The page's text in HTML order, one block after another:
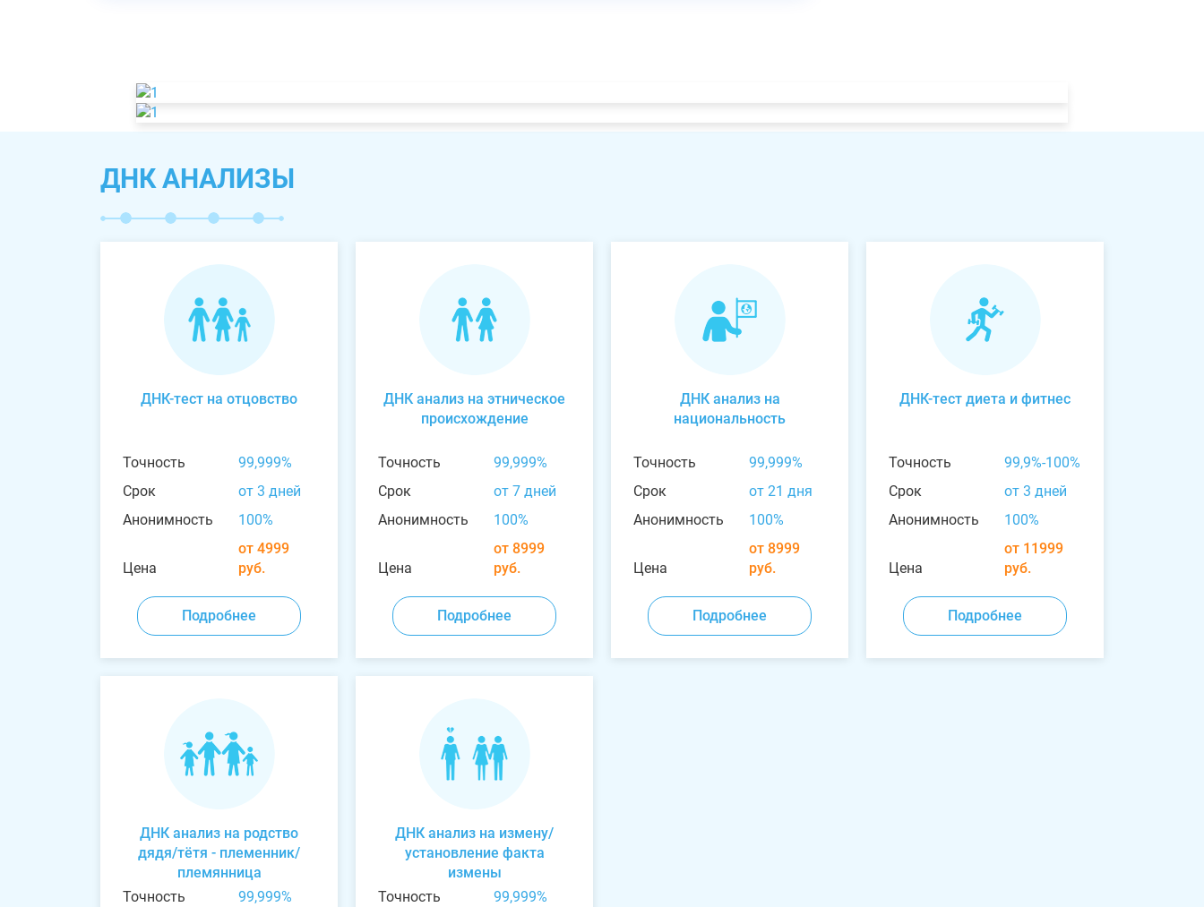
ДНК АНАЛИЗЫ
ДНК-тест на отцовство
Точность
99,999%
Срок
от 3 дней
Анонимность
100%
Цена
от 4999
руб.
Подробнее
ДНК анализ на этническое
происхождение
Точность
99,999%
Срок
от 7 дней
Анонимность
100%
Цена
от 8999
руб.
Подробнее
ДНК анализ на
национальность
Точность
99,999%
Срок
от 21 дня
Анонимность
100%
Цена
от 8999
руб.
Подробнее
ДНК-тест диета и фитнес
Точность
99,9%-100%
Срок
от 3 дней
Анонимность
100%
Цена
от 11999
руб.
Подробнее
ДНК анализ на родство
дядя/тётя - племенник/
племянница
Точность
99,999%
ДНК анализ на измену/
установление факта
измены
Точность
99,999%